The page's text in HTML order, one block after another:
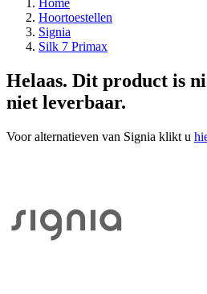
Home
Hoortoestellen
Signia
Silk 7 Primax
Helaas. Dit product is
niet leverbaar.
Voor alternatieven van Signia klikt u